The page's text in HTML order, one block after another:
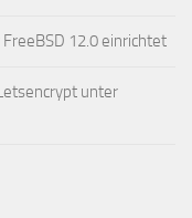
12.0 einrichtet
unter